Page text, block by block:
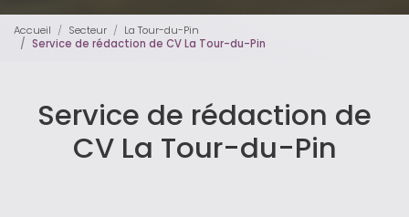
Accueil Secteur
La Tour-du-Pin
Service de rédaction de CV La Tour-du-Pin
Service de rédaction de
CV La Tour-du-Pin